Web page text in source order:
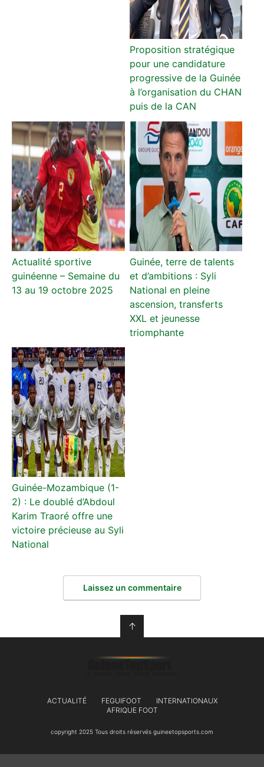
Proposition stratégique
pour une candidature
progressive de la Guinée
à l’organisation du CHAN
puis de la CAN
Actualité sportive
guinéenne – Semaine du
13 au 19 octobre 2025
Guinée, terre de talents
et d’ambitions : Syli
National en pleine
ascension, transferts
XXL et jeunesse
triomphante
Guinée-Mozambique (1-
2) : Le doublé d’Abdoul
Karim Traoré offre une
victoire précieuse au Syli
National
Laissez un commentaire
↑
ACTUALITÉ FEGUIFOOT
INTERNATIONAUX
AFRIQUE FOOT
copyright 2025 Tous droits réservés guineetopsports.com